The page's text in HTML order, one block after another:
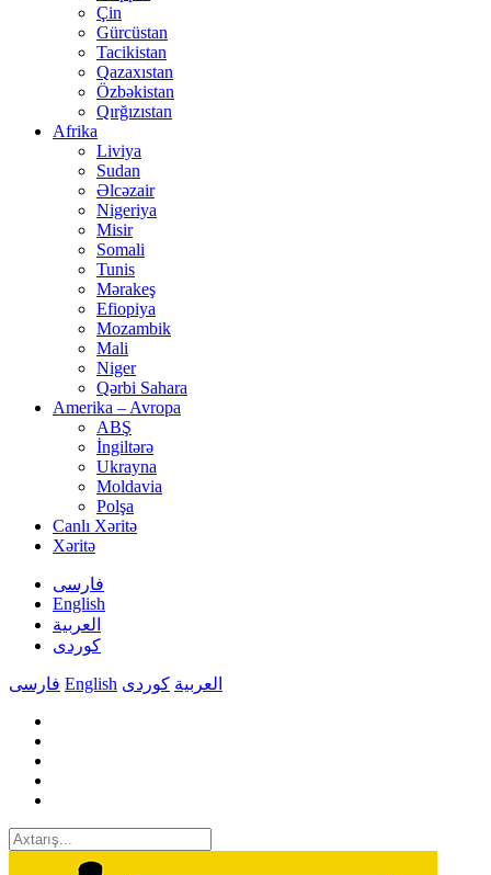
Çin
Gürcüstan
Tacikistan
Qazaxıstan
Özbəkistan
Qırğızıstan
Afrika
Liviya
Sudan
Əlcəzair
Nigeriya
Misir
Somali
Tunis
Mərakeş
Efiopiya
Mozambik
Mali
Niger
Qərbi Sahara
Amerika – Avropa
ABŞ
İngiltərə
Ukrayna
Moldavia
Polşa
Canlı Xəritə
Xəritə
فارسی
English
العربیة
کوردی
فارسی English العربیة کوردی